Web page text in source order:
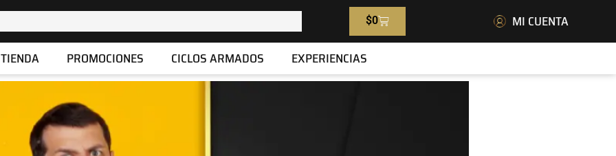
$0
MI CUENTA
TIENDA PROMOCIONES CICLOS ARMADOS EXPERIENCIAS